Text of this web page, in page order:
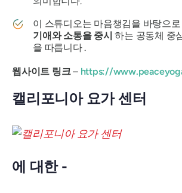
이 스튜디오는 마음챙김을 바탕으
기애와 소통을 중시하는 공동체 중
을 따릅니다 .
웹사이트 링크–https://
캘리포니아 요가 센터
에 대한 -